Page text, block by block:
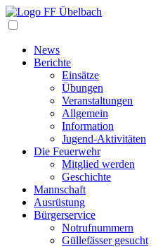
News
Berichte
Einsätze
Übungen
Veranstaltungen
Allgemein
Information
Jugend-Aktivitäten
Die Feuerwehr
Mitglied werden
Geschichte
Mannschaft
Ausrüstung
Bürgerservice
Notrufnummern
Güllefässer gesucht